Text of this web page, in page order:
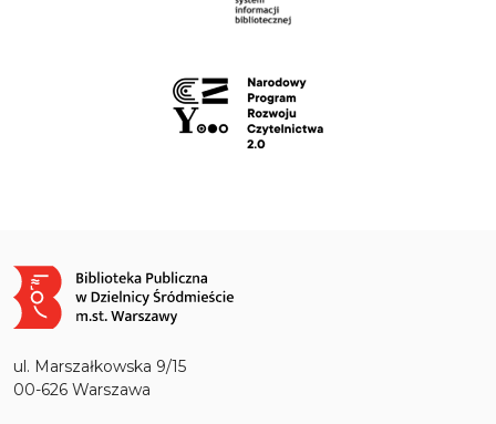
Obraz
ul. Marszałkowska 9/15
00-626 Warszawa